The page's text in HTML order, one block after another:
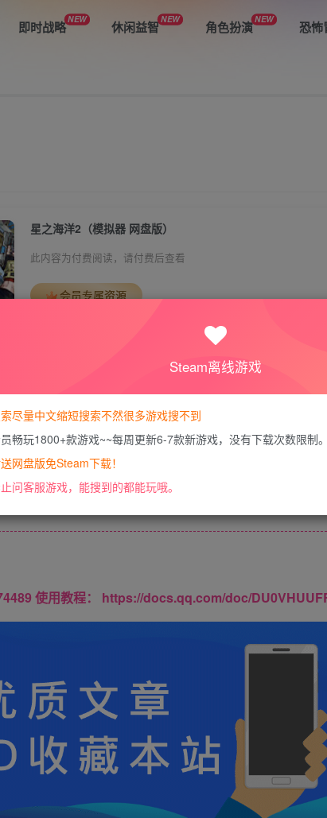
即时战略NEW 休闲益智NEW 角色扮演NEW 恐怖
星之海洋2（模拟器 网盘版）
此内容为付费阅读，请付费后查看
会员专属资源
使用教程： https://docs.qq.com/doc/
Steam离线游戏
尽量中文缩短搜索不然很多游戏搜不到
畅玩1800+款游戏~~每周更新6-7款新游戏，没有下载次数限制。
网盘版免Steam下载！
问客服游戏，能搜到的都能玩哦。